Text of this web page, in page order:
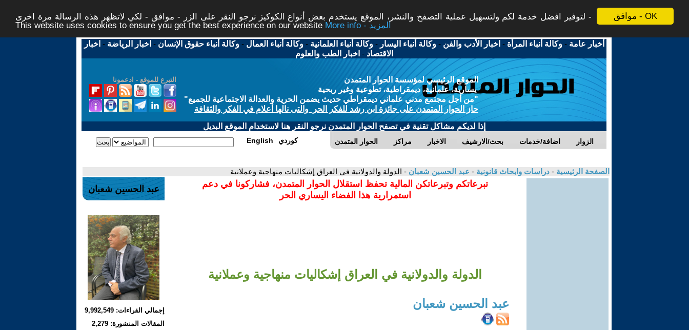
موافق - OK
لتوفير افضل خدمة لكم ولتسهيل عملية التصفح والنشر، الموقع يستخدم بعض أنواع الكوكيز نرجو النقر على الزر - موافق - لكي لاتظهر هذه الرسالة مرة اخرى -
This website uses cookies to ensure you get the best experience on our website
More info - المزيد
أخبار عامة -وكالة أنباء المرأة - اخبار الأدب والفن -وكالة أنباء اليسار -وكالة أنباء العلمانية -وكالة أنباء العمال -وكالة أنباء حقوق الإنسان - اخبار الرياضة - اخبار
الاقتصاد - اخبار الطب والعلوم
التبرع للموقع - ادعمونا
الموقع الرئيسي لمؤسسة الحوار المتمدن
يسارية، علمانية، ديمقراطية، تطوعية وغير ربحية
"من أجل مجتمع مدني علماني ديمقراطي حديث يضمن الحرية والعدالة الاجتماعية للجميع"
حاز الحوار المتمدن على جائزة ابن رشد للفكر الحر والتى نالها أعلام في الفكر والثقافة
إذا لديكم مشاكل تقنية في تصفح الحوار المتمدن نرجو النقر هنا لاستخدام الموقع البديل
الحوار المتمدن مراكز الاخبار بحث/الارشيف اضافة/خدمات الزوار English كوردي
الصفحة الرئيسية - دراسات وابحاث قانونية - عبد الحسين شعبان - الدولة والدولانية في العراق إشكاليات منهاجية وعملانية
تبرعاتكم وتبرعاتكن المالية تحفظ استقلال الحوار المتمدن، فشاركونا في دعم
استمرارية هذا الفضاء اليساري الحر
الدولة والدولانية في العراق إشكاليات منهاجية وعملانية
عبد الحسين شعبان
عبد الحسين شعبان
إجمالي القراءات: 9,992,549
المقالات المنشورة: 2,279